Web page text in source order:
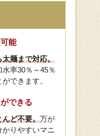
能
麺まで対応。
率30％～45％
できます。
できる
んど不要。万が
りやすいマニ